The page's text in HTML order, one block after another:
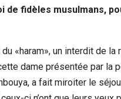
de fidèles musulmans,
«haram», un interdit de la
dame présentée par la
a fait miroiter le